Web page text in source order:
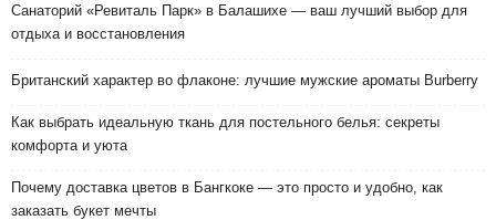
Санаторий «Ревиталь Парк» в Балашихе — ваш лучший выбор для
отдыха и восстановления
Британский характер во флаконе: лучшие мужские ароматы Burberry
Как выбрать идеальную ткань для постельного белья: секреты
комфорта и уюта
Почему доставка цветов в Бангкоке — это просто и удобно, как
заказать букет мечты